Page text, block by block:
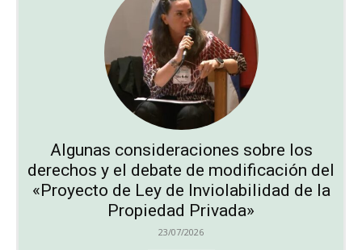
Algunas consideraciones sobre los
derechos y el debate de modificación del
«Proyecto de Ley de Inviolabilidad de la
Propiedad Privada»
23/07/2026